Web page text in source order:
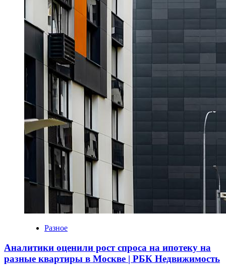
Разное
Аналитики оценили рост спроса на ипотеку на
разные квартиры в Москве | РБК Недвижимость